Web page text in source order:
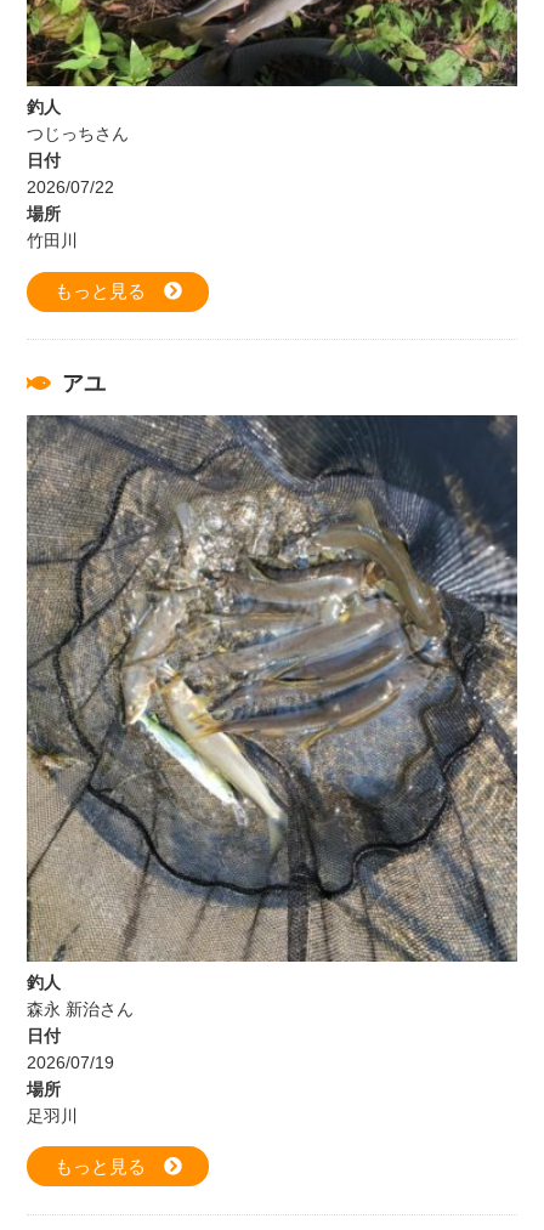
釣人
つじっちさん
日付
2026/07/22
場所
竹田川
もっと見る
アユ
釣人
森永 新治さん
日付
2026/07/19
場所
足羽川
もっと見る